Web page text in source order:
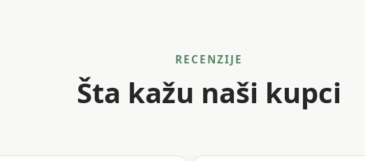
RECENZIJE
Šta kažu naši kupci